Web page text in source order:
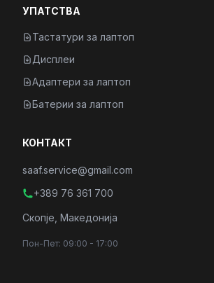
УПАТСТВА
Тастатури за лаптоп
Дисплеи
Адаптери за лаптоп
Батерии за лаптоп
КОНТАКТ
saaf.service@gmail.com
+389 76 361 700
Скопје, Македонија
Пон-Пет: 09:00 - 17:00